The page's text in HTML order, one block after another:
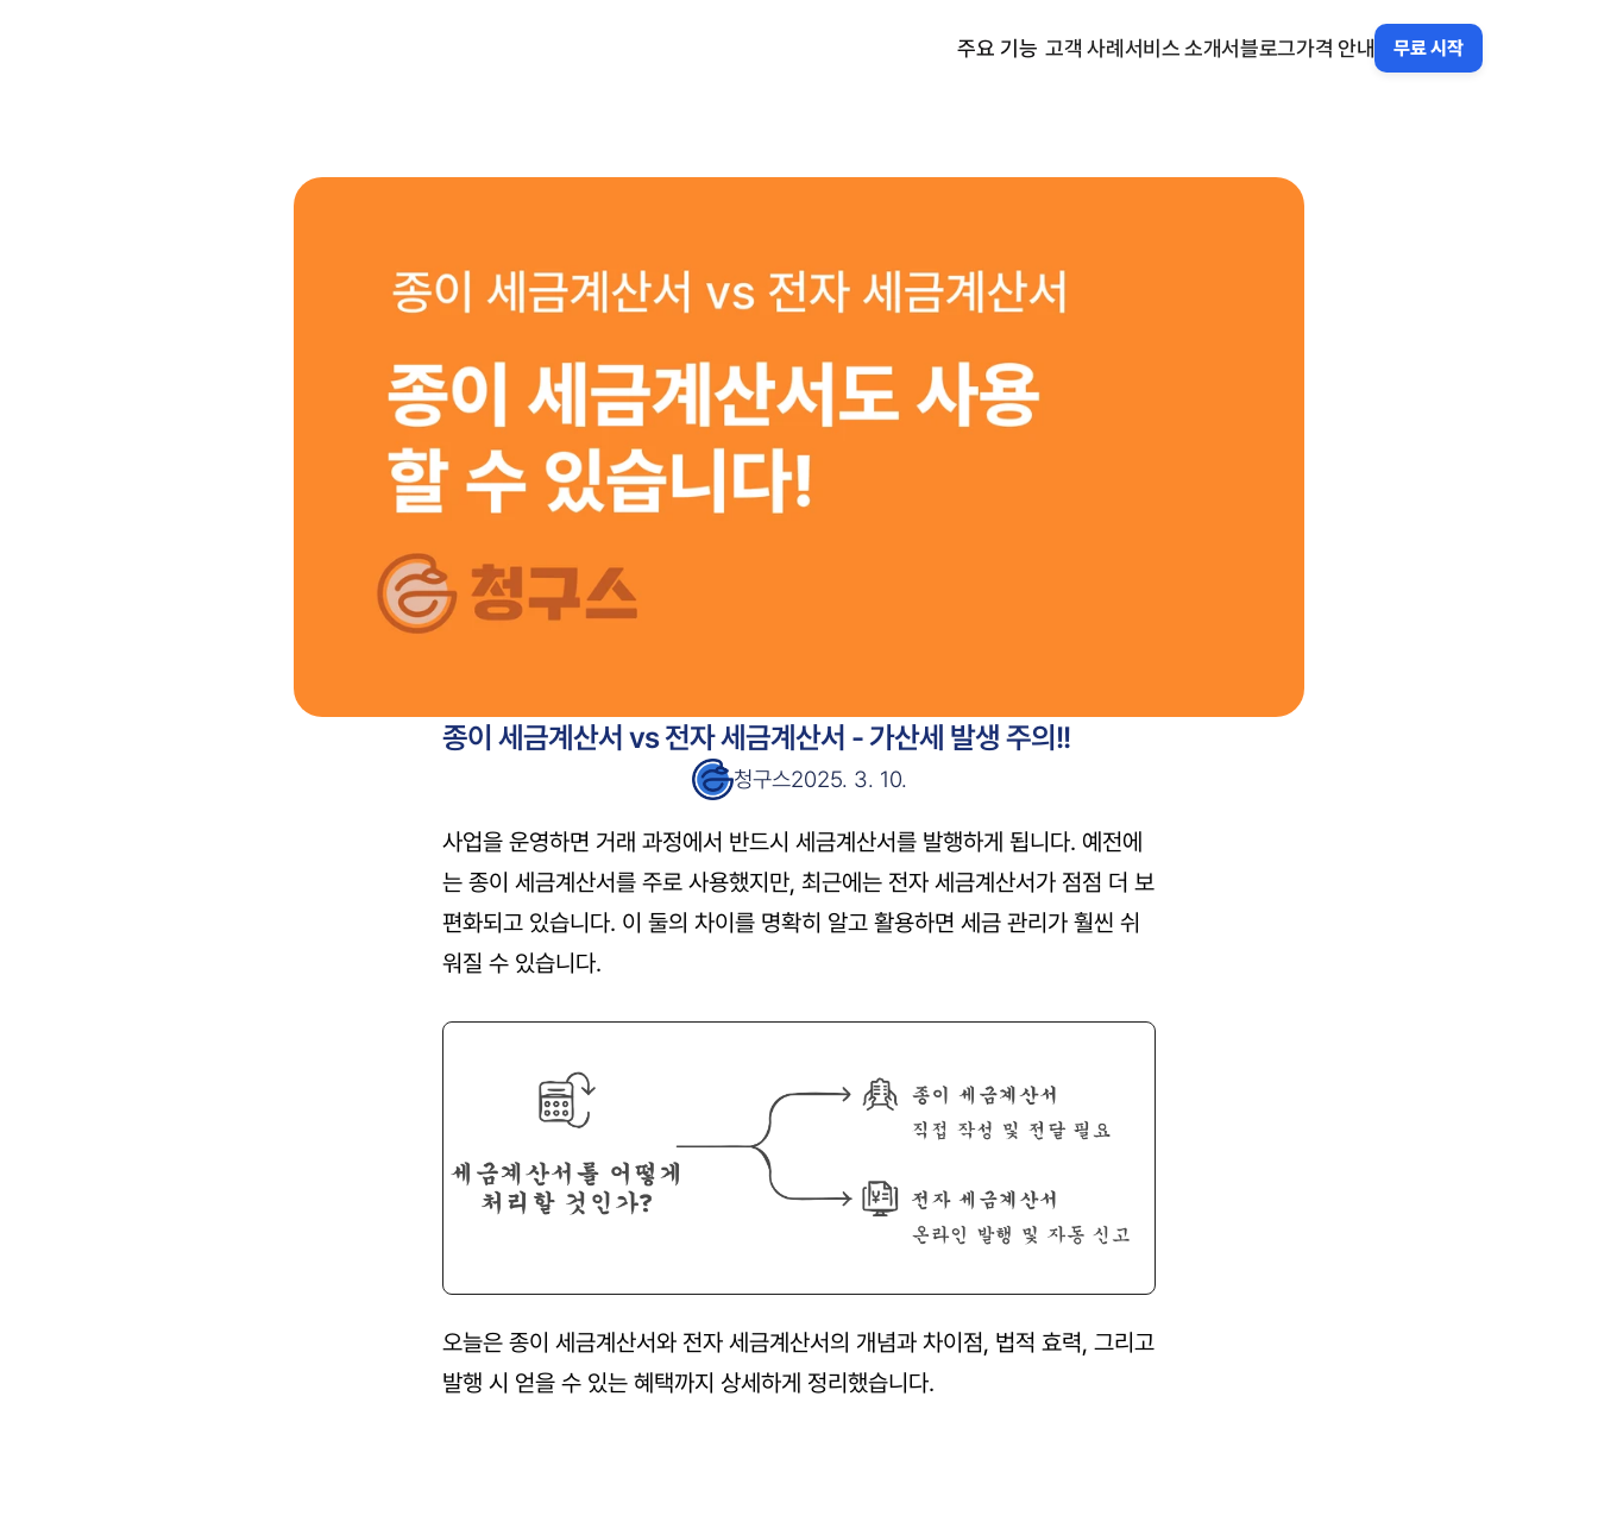
종이 세금계산서 vs 전자 세금계산서 - 가산세 발생 주의!!
청구스2025. 3. 10.
사업을 운영하면 거래 과정에서 반드시 세금계산서를 발행하게 됩니다. 예전에
는 종이 세금계산서를 주로 사용했지만, 최근에는 전자 세금계산서가 점점 더 보
편화되고 있습니다. 이 둘의 차이를 명확히 알고 활용하면 세금 관리가 훨씬 쉬
워질 수 있습니다.
오늘은 종이 세금계산서와 전자 세금계산서의 개념과 차이점, 법적 효력, 그리고
발행 시 얻을 수 있는 혜택까지 상세하게 정리했습니다.
주요 기능 고객 사례 서비스 소개서블로그가격 안내
가격 안내
무료 시작